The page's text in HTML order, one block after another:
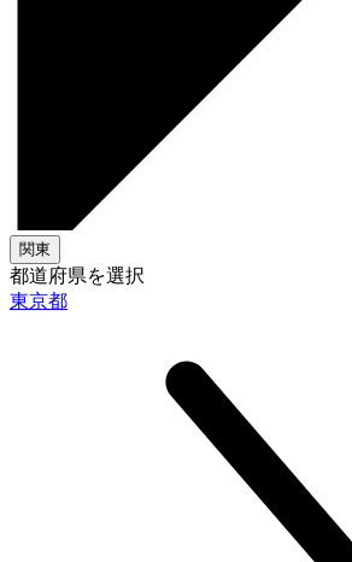
関東
都道府県を選択
東京都